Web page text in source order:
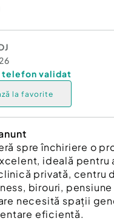
telefon validat
la favorite
spre închiriere o
ideală pentru
privată, centru
birouri, pensiune
necesită spații
eficientă.